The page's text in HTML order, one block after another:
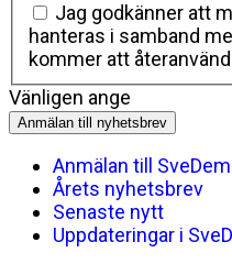
Jag godkänner att
hanteras i samband
kommer att
Vänligen ange
Anmälan till nyhetsbrev
Anmälan till
Årets nyhetsbrev
Senaste nytt
Uppdateringar i